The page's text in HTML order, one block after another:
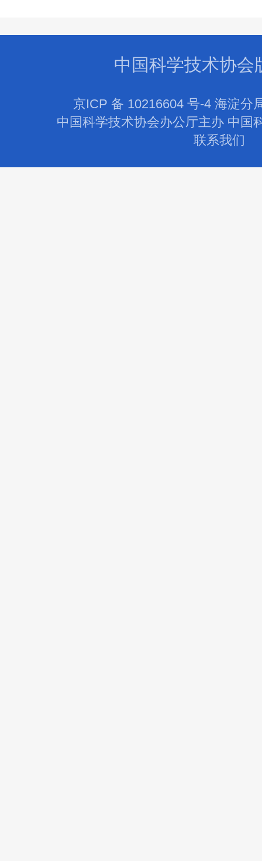
中国科学技术协会
京ICP 备 10216604 号-4 海淀分
中国科学技术协会办公厅主办 中国
联系我们